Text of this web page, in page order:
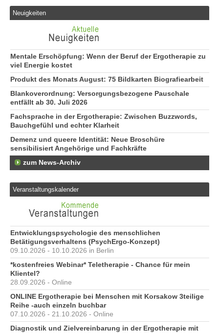
Neuigkeiten
Mentale Erschöpfung: Wenn der Beruf der Ergotherapie zu
viel Energie kostet
Produkt des Monats August: 75 Bildkarten Biografiearbeit
Blankoverordnung: Versorgungsbezogene Pauschale
entfällt ab 30. Juli 2026
Fachsprache in der Ergotherapie: Zwischen Buzzwords,
Bauchgefühl und echter Klarheit
Demenz und queere Identität: Neue Broschüre
sensibilisiert Angehörige und Fachkräfte
zum News-Archiv
Veranstaltungskalender
Entwicklungspsychologie des menschlichen
Betätigungsverhaltens (PsychErgo-Konzept)
09.10.2026 - 10.10.2026 in Berlin
*kostenfreies Webinar* Teletherapie - Chance für mein
Klientel?
28.09.2026 - Online
ONLINE Ergotherapie bei Menschen mit Korsakow 3teilige
Reihe -auch einzeln buchbar
07.10.2026 - 21.10.2026 - Online
Diagnostik und Zielvereinbarung in der Ergotherapie mit